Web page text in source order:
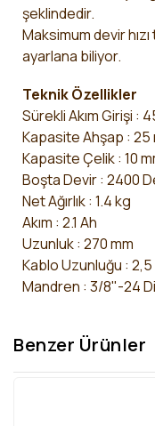
şeklindedir.
Maksimum devir
ayarlana biliyor.
Teknik Özellikler
Sürekli Akım Girişi :
Kapasite Ahşap : 25
Kapasite Çelik : 10
Boşta Devir : 2400
Net Ağırlık : 1.4 kg
Akım : 2.1 Ah
Uzunluk : 270 mm
Kablo Uzunluğu : 2,5
Mandren : 3/8"-24
Benzer Ürünler